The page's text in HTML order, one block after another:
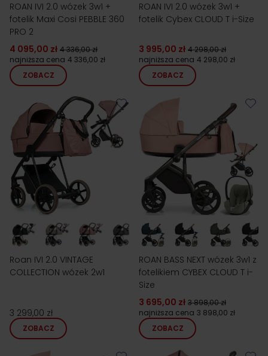
ROAN IVI 2.0 wózek 3w1 +
fotelik Maxi Cosi PEBBLE 360
PRO 2
4 095,00 zł 4 336,00 zł
najniższa cena 4 336,00 zł
ZOBACZ
ROAN IVI 2.0 wózek 3w1 +
fotelik Cybex CLOUD T i-Size
3 995,00 zł 4 298,00 zł
najniższa cena 4 298,00 zł
ZOBACZ
Roan IVI 2.0 VINTAGE
COLLECTION wózek 2w1
3 299,00 zł
ZOBACZ
ROAN BASS NEXT wózek 3w1 z
fotelikiem CYBEX CLOUD T i-
Size
3 695,00 zł 3 898,00 zł
najniższa cena 3 898,00 zł
ZOBACZ